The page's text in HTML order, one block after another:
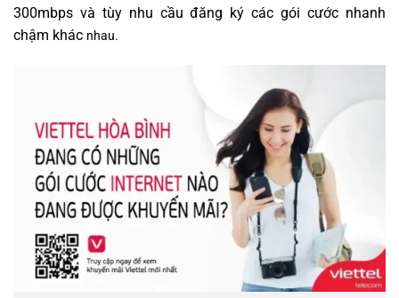
300mbps và tùy nhu cầu đăng ký các gói cước nhanh
chậm khác nhau.